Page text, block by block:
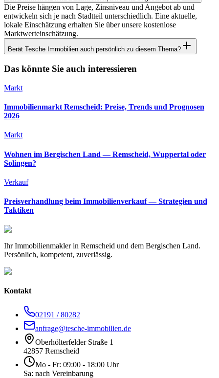
Die Preise hängen von Lage, Zinsniveau und Angebot ab und
entwickeln sich je nach Stadtteil unterschiedlich. Eine aktuelle,
lokale Einschätzung erhalten Sie über unsere kostenlose
Marktwerteinschätzung.
Berät Tesche Immobilien auch persönlich zu diesem Thema?
Das könnte Sie auch interessieren
Markt
Immobilienmarkt Remscheid: Preise, Trends und Prognosen
2026
Markt
Wohnen im Bergischen Land — Remscheid, Wuppertal oder
Solingen?
Verkauf
Preisverhandlung beim Immobilienverkauf — Strategien und
Taktiken
Ihr Immobilienmakler in Remscheid und dem Bergischen Land.
Persönlich, kompetent, zuverlässig.
Kontakt
02191 / 80282
anfrage@tesche-immobilien.de
Oberhölterfelder Straße 1
42857 Remscheid
Mo - Fr: 09:00 - 18:00 Uhr
Sa: nach Vereinbarung